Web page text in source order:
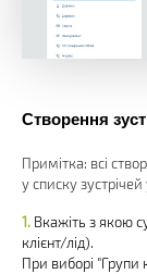
Створення
Примітка: всі
у списку зустрічей
Вкажіть з якою
клієнт/лід).
При виборі "Групи